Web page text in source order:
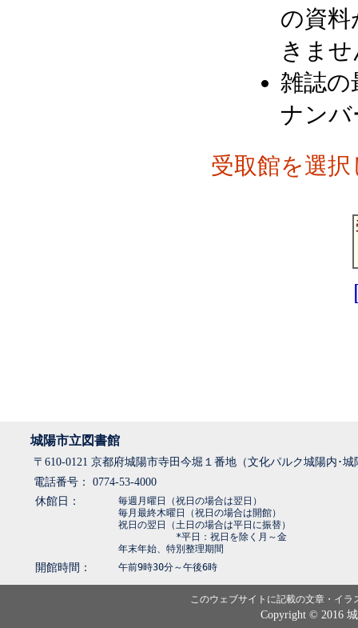
の資料
きま
雑誌の
ナン
受取館を選
城陽市立図書館
〒610-0121 京都府城陽市寺田今堀１番地（文化パルク城陽内･
電話番号： 0774-53-4000
休館日：
毎週月曜日（祝日の場合は翌日）
毎月最終木曜日（祝日の場合は開館）
祝日の翌日（土日の場合は平日に振替）
*平日：祝日を除く月～金
年末年始、特別整理期間
開館時間： 午前9時30分～午後6時
このウェブサイトに記載の文章・イ
Copyright © 2016